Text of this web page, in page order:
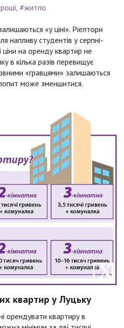
#житло
«у ціні». Ріелтори
напливу студентів у серпні-
ціни на оренду квартир не
в кілька разів перевищує
«гравцями» залишаються
може зменшитися.
квартир у Луцьку
орендувати квартиру в